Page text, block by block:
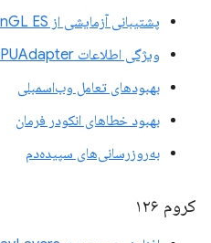
پشتیبانی آزمایشی از OpenGL ES در اندروید
ویژگی اطلاعات GPUAdapter
بهبودهای تعامل وب‌اسمبلی
بهبود خطاهای انکودر فرمان
به‌روزرسانی‌های سپیده‌دم
کروم ۱۲۶